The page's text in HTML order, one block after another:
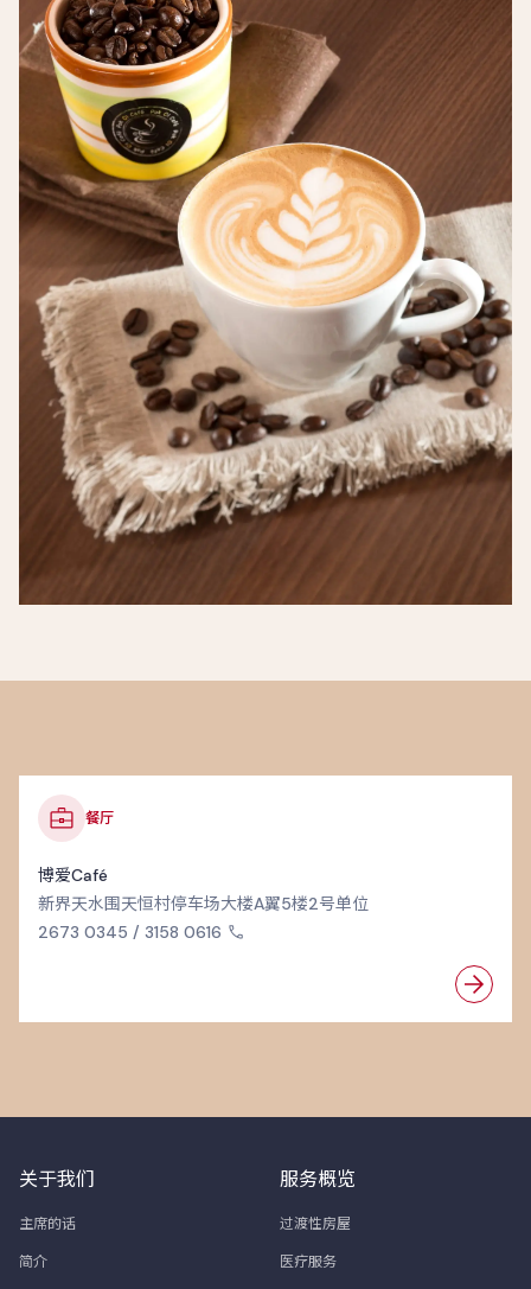
餐厅
博爱Café
新界天水围天恒村停车场大楼A翼5楼2号单位
2673 0345 / 3158 0616
关于我们
主席的话
简介
服务概览
过渡性房屋
医疗服务